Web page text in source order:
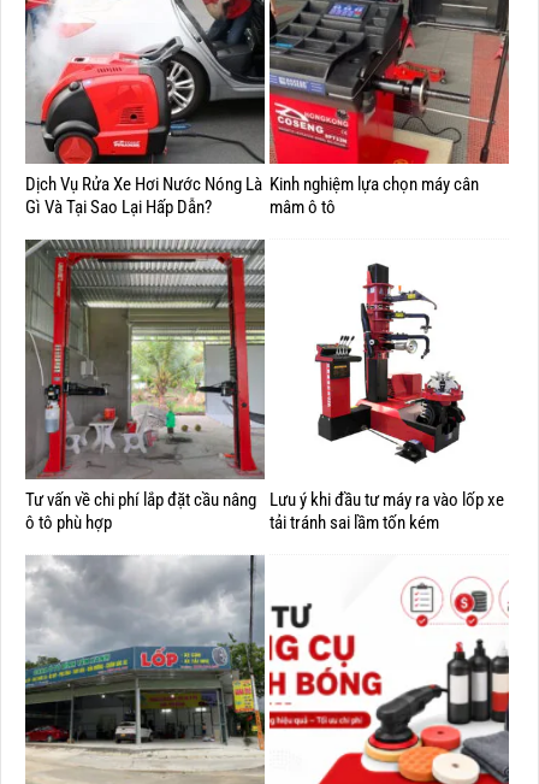
Dịch Vụ Rửa Xe Hơi Nước Nóng Là
Gì Và Tại Sao Lại Hấp Dẫn?
Kinh nghiệm lựa chọn máy cân
mâm ô tô
Tư vấn về chi phí lắp đặt cầu nâng
ô tô phù hợp
Lưu ý khi đầu tư máy ra vào lốp xe
tải tránh sai lầm tốn kém